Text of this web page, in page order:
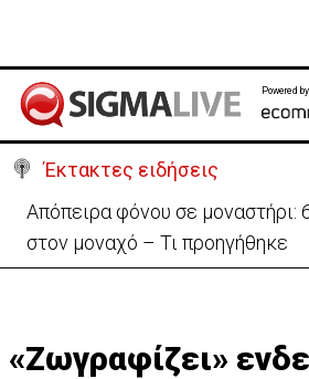
Powered
Έκτακτες ειδήσεις
Απόπειρα φόνου σε μοναστήρι:
στον μοναχό – Τι προηγήθηκε
«Ζωγραφίζει»